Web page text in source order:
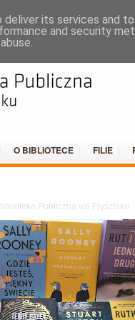
O BIBLIOTECE FILIE
Publiczna we Frysztaku
its services and
and security